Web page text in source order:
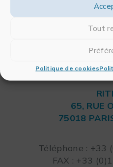
Tout
Politique de cookies
65, RUE
75018
Téléphone : +33
FAX : +33